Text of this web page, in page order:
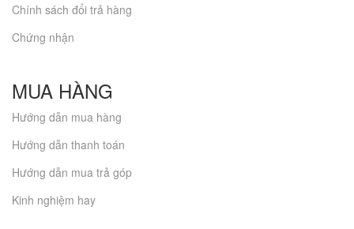
Chính sách đổi trả hàng
Chứng nhận
MUA HÀNG
Hướng dẫn mua hàng
Hướng dẫn thanh toán
Hướng dẫn mua trả góp
Kinh nghiệm hay